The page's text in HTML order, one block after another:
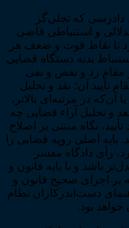
دادرسی که تجلی‌گر
و استنباطی قاضی
تا نقاط قوت و ضعف هر
بدنه دستگاه قضایی
مقام رد و نقض و نفی
تأیید آن؛ نقد و تحلیل
آن‌که در مرتبه‌ای بالاتر،
و تحلیل آراء قضایی چه
نگاه مبتنی بر اصلاح
اصلی رویه قضایی را
رأی دادگاه مفسر
باشد و با پایه قانون و
بر اجرای صحیح قانون و
دست‌اندرکاران نظام
بود.